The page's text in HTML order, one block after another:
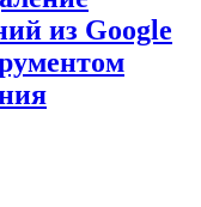
из Google